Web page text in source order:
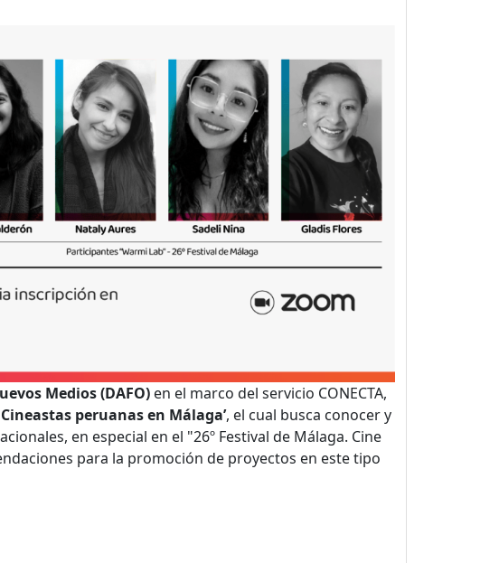
Medios (DAFO) en el marco del servicio CONECTA,
peruanas en Málaga’, el cual busca conocer y
en especial en el "26º Festival de Málaga. Cine
para la promoción de proyectos en este tipo